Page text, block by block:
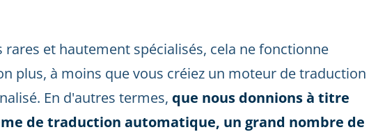
rares et hautement spécialisés, cela ne fonctionne
plus, à moins que vous créiez un moteur de traduction
En d'autres termes, que nous donnions à titre
de traduction automatique, un grand nombre de